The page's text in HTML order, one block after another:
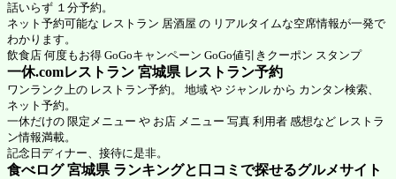
話いらず １分予約。
ネット予約可能な レストラン 居酒屋 の リアルタイムな空席情報が一発で
わかります。
飲食店 何度もお得 GoGoキャンペーン GoGo値引きクーポン スタンプ
一休.comレストラン 宮城県 レストラン予約
ワンランク上の レストラン予約。 地域 や ジャンル から カンタン検索、
ネット予約。
一休だけの 限定メニュー や お店 メニュー 写真 利用者 感想など レストラ
ン情報満載。
記念日ディナー、接待に是非。
食べログ 宮城県 ランキングと口コミで探せるグルメサイト